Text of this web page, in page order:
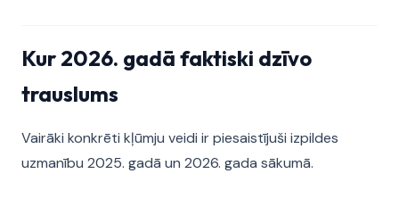
Kur 2026. gadā faktiski dzīvo
trauslums
Vairāki konkrēti kļūmju veidi ir piesaistījuši izpildes
uzmanību 2025. gadā un 2026. gada sākumā.